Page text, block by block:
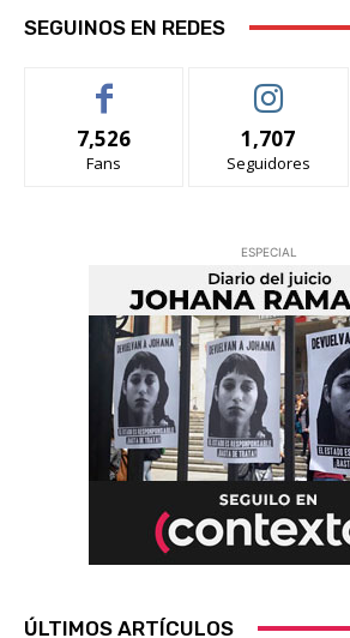
SEGUINOS EN REDES
7,526
Fans
1,707
Seguidores
ESPECIAL
ÚLTIMOS ARTÍCULOS